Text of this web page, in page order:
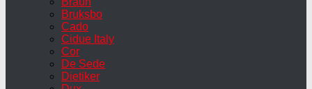
Bruksbo
Cado
Cidue Italy
Cor
De Sede
Dietiker